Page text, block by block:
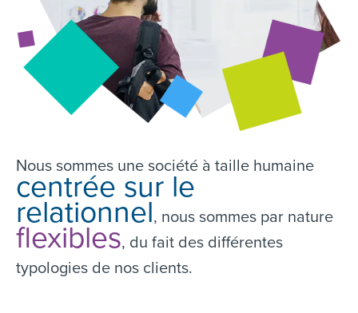
Nous sommes une société à taille humaine
centrée sur le
relationnel, nous sommes par nature
flexibles, du fait des différentes
typologies de nos clients.